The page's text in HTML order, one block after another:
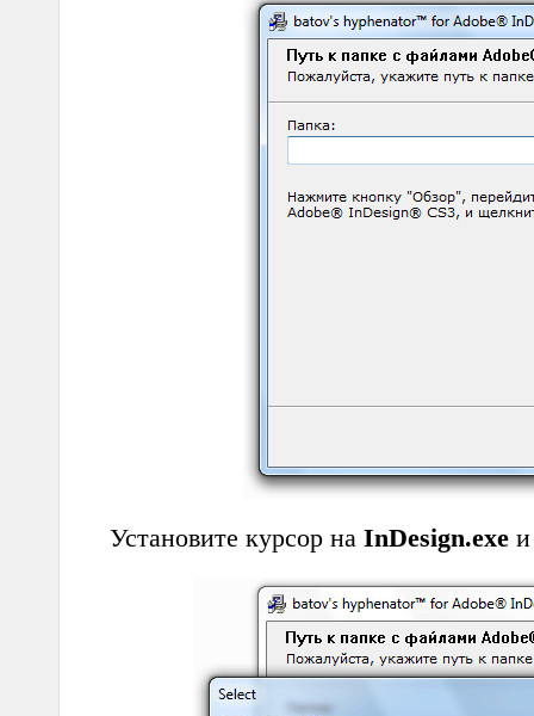
Установите курсор на InDesign.exe